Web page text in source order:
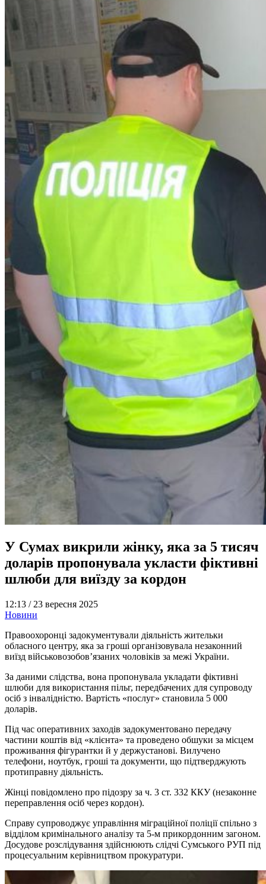
У Сумах викрили жінку, яка за 5 тисяч
доларів пропонувала укласти фіктивні
шлюби для виїзду за кордон
12:13 / 23 вересня 2025
Новини
Правоохоронці задокументували діяльність жительки
обласного центру, яка за гроші організовувала незаконний
виїзд військовозобов’язаних чоловіків за межі України.
За даними слідства, вона пропонувала укладати фіктивні
шлюби для використання пільг, передбачених для супроводу
осіб з інвалідністю. Вартість «послуг» становила 5 000
доларів.
Під час оперативних заходів задокументовано передачу
частини коштів від «клієнта» та проведено обшуки за місцем
проживання фігурантки й у держустанові. Вилучено
телефони, ноутбук, гроші та документи, що підтверджують
протиправну діяльність.
Жінці повідомлено про підозру за ч. 3 ст. 332 ККУ (незаконне
переправлення осіб через кордон).
Справу супроводжує управління міграційної поліції спільно з
відділом кримінального аналізу та 5-м прикордонним загоном.
Досудове розслідування здійснюють слідчі Сумського РУП під
процесуальним керівництвом прокуратури.